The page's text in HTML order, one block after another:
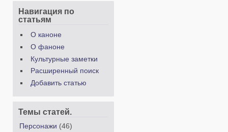
Навигация по
статьям
О каноне
О фаноне
Культурные заметки
Расширенный поиск
Добавить статью
Темы статей.
Персонажи (46)